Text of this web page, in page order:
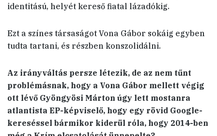
identitású, helyét kereső fiatal lázadókig.
Ezt a színes társaságot Vona Gábor sokáig egyben
tudta tartani, és részben konszolidálni.
Az irányváltás persze létezik, de az nem tűnt
problémásnak, hogy a Vona Gábor mellett végig
ott lévő Gyöngyösi Márton úgy lett mostanra
atlantista EP-képviselő, hogy egy rövid Google-
kereséssel bármikor kiderül róla, hogy 2014-ben